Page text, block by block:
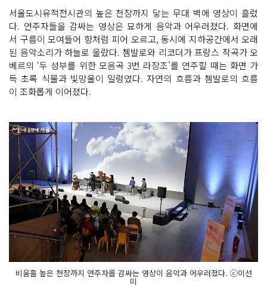
서울도시유적전시관의 높은 천장까지 닿는 무대 벽에 영상이 흘렀
다. 연주자들을 감싸는 영상은 묘하게 음악과 어우러졌다. 화면에
서 구름이 모여들어 향처럼 피어 오르고, 동시에 지하공간에서 오래
된 음악소리가 하늘로 올랐다. 쳄발로와 리코더가 프랑스 작곡가 오
베르의 ‘두 성부를 위한 모음곡 3번 라장조’를 연주할 때는 화면 가
득 초록 식물과 빛망울이 일렁였다. 자연의 흐름과 쳄발로의 흐름
이 조화롭게 이어졌다.
비움홀 높은 천장까지 연주자를 감싸는 영상이 음악과 어우러졌다. ⓒ이선
미